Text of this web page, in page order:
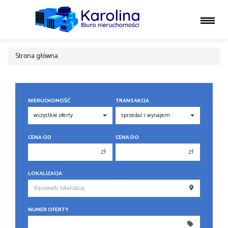
Strona główna
NIERUCHOMOŚĆ TRANSAKCJA
CENA OD
zł
250 000 zł
300 000 zł
CENA DO
zł
250 000 zł
300 000 zł
LOKALIZACJA
NUMER OFERTY